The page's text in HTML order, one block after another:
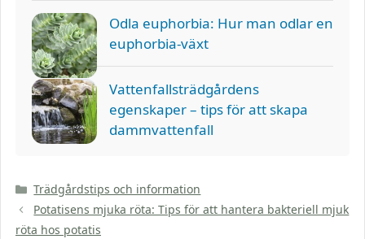
Odla euphorbia: Hur man odlar en
euphorbia-växt
Vattenfallsträdgårdens
egenskaper – tips för att skapa
dammvattenfall
Kategorier
Trädgårdstips och information
Potatisens mjuka röta: Tips för att hantera bakteriell mjuk
röta hos potatis